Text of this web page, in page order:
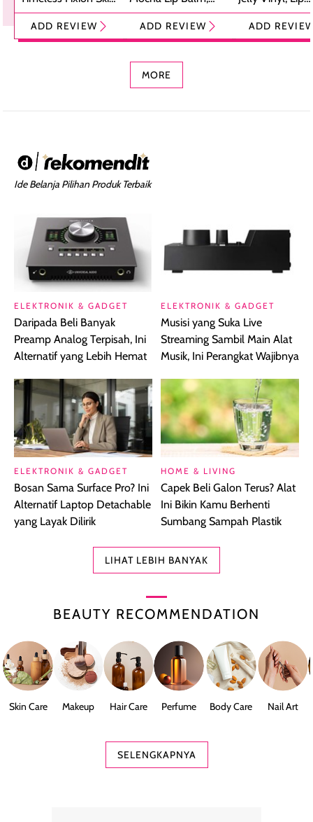
Tint Stick,
Foundation dan
ADD REVIEW
Pelembap Bibir
dengan Aroma
ADD REVIEW
Cream Glossy
Ringan
ADD
MORE
Ide Belanja Pilihan Produk Terbaik
ELEKTRONIK & GADGET
Daripada Beli Banyak
Preamp Analog Terpisah, Ini
Alternatif yang Lebih Hemat
ELEKTRONIK & GADGET
Musisi yang Suka Live
Streaming Sambil Main Alat
Musik, Ini Perangkat Wajibnya
ELEKTRONIK & GADGET
Bosan Sama Surface Pro? Ini
Alternatif Laptop Detachable
yang Layak Dilirik
HOME & LIVING
Capek Beli Galon Terus? Alat
Ini Bikin Kamu Berhenti
Sumbang Sampah Plastik
LIHAT LEBIH BANYAK
BEAUTY RECOMMENDATION
Skin Care Makeup Hair Care Perfume Body Care Nail Art
SELENGKAPNYA